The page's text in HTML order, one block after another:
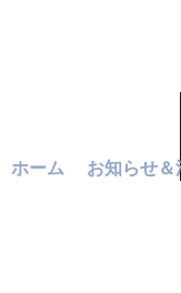
ホーム お知らせ＆